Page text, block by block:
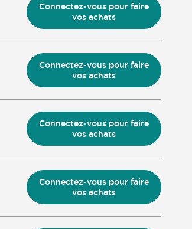
Connectez-vous pour faire
vos achats
Connectez-vous pour faire
vos achats
Connectez-vous pour faire
vos achats
Connectez-vous pour faire
vos achats